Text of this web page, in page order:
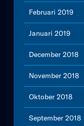
Februari 2019
Januari 2019
December 2018
November 2018
Oktober 2018
September 2018